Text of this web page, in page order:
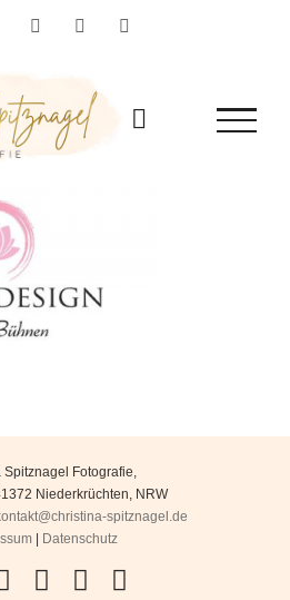
InstagramYouTubeFlickr
Spitznagel Fotografie,
Niederkrüchten, NRW
spitznagel.de
| Datenschutz
Instagram
YouTube
Flickr